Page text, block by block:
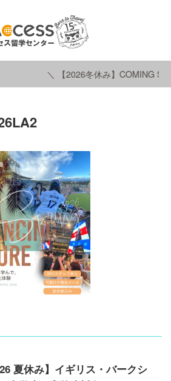
＼ 【2026冬休み】COMING
夏休み】イギリス・バークシ